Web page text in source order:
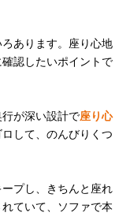
あります。座り心地
認したいポイントで
が深い設計で座り心
して、のんびりくつ
プし、きちんと座れ
れていて、ソファで本